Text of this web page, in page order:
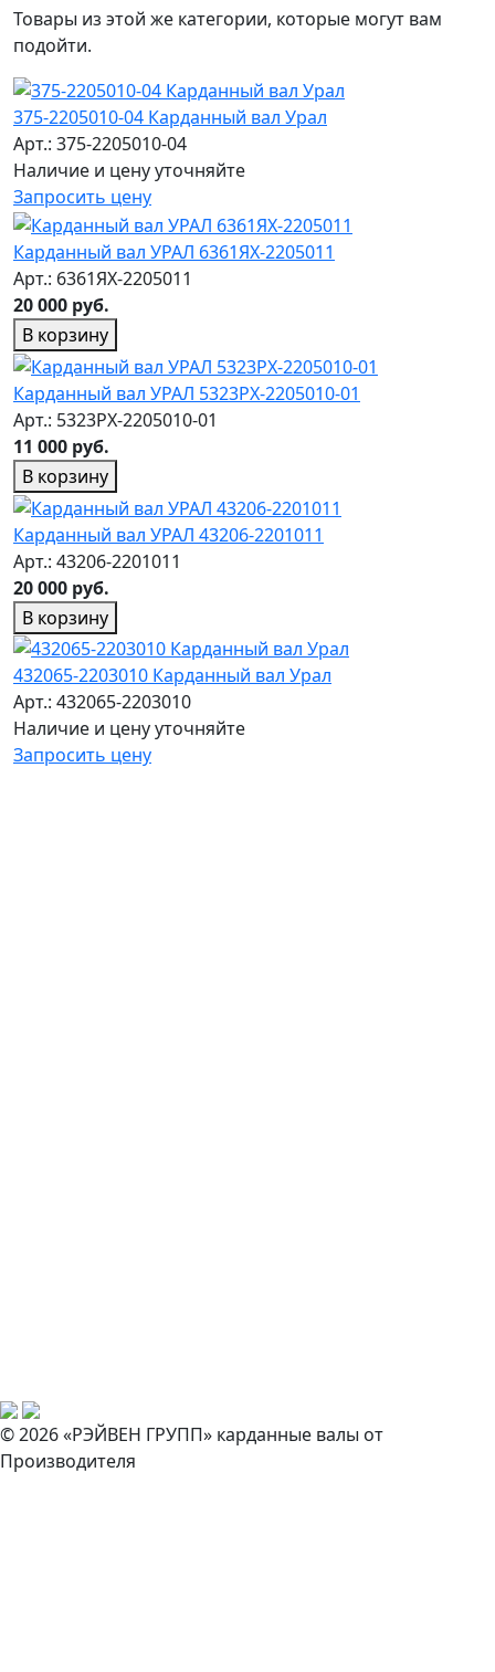
Товары из этой же категории, которые могут вам
подойти.
375-2205010-04 Карданный вал Урал
Арт.: 375-2205010-04
Наличие и цену уточняйте
Запросить цену
Карданный вал УРАЛ 6361ЯХ-2205011
Арт.: 6361ЯХ-2205011
20 000 руб.
В корзину
Карданный вал УРАЛ 5323РХ-2205010-01
Арт.: 5323РХ-2205010-01
11 000 руб.
В корзину
Карданный вал УРАЛ 43206-2201011
Арт.: 43206-2201011
20 000 руб.
В корзину
432065-2203010 Карданный вал Урал
Арт.: 432065-2203010
Наличие и цену уточняйте
Запросить цену
© 2026 «РЭЙВЕН ГРУПП» карданные валы от
Производителя